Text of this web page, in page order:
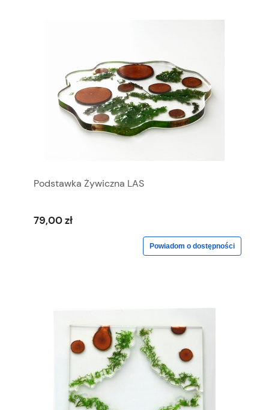
Podstawka Żywiczna LAS
79,00 zł
Powiadom o dostępności